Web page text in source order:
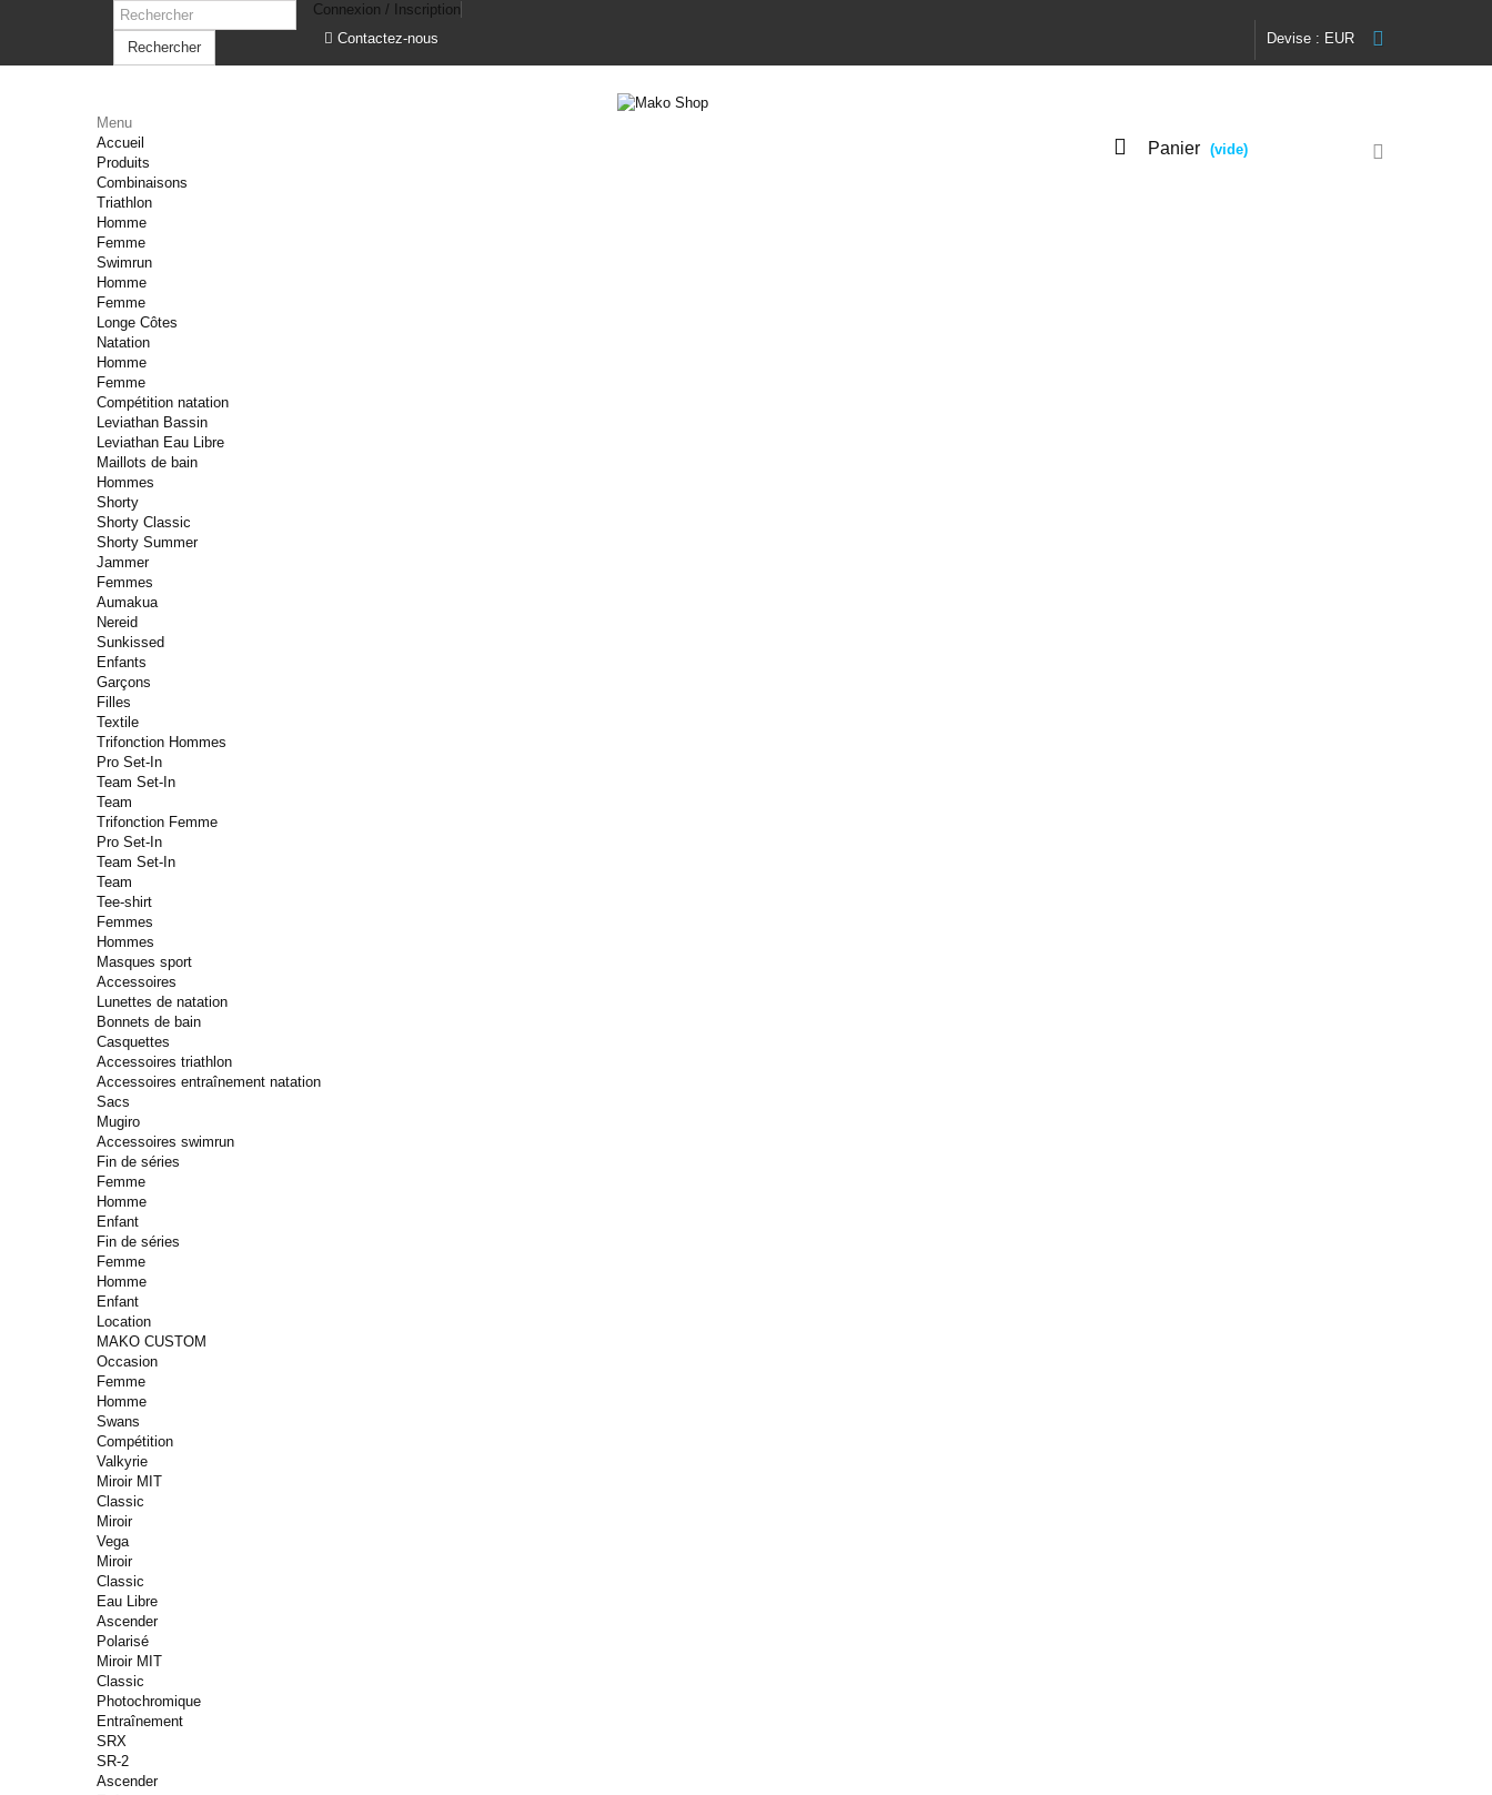
Rechercher
Connexion / Inscription
Devise : EUR
Contactez-nous
Panier (vide)
Menu
Accueil
Produits
Combinaisons
Triathlon
Homme
Femme
Swimrun
Homme
Femme
Longe Côtes
Natation
Homme
Femme
Compétition natation
Leviathan Bassin
Leviathan Eau Libre
Maillots de bain
Hommes
Shorty
Shorty Classic
Shorty Summer
Jammer
Femmes
Aumakua
Nereid
Sunkissed
Enfants
Garçons
Filles
Textile
Trifonction Hommes
Pro Set-In
Team Set-In
Team
Trifonction Femme
Pro Set-In
Team Set-In
Team
Tee-shirt
Femmes
Hommes
Masques sport
Accessoires
Lunettes de natation
Bonnets de bain
Casquettes
Accessoires triathlon
Accessoires entraînement natation
Sacs
Mugiro
Accessoires swimrun
Fin de séries
Femme
Homme
Enfant
Fin de séries
Femme
Homme
Enfant
Location
MAKO CUSTOM
Occasion
Femme
Homme
Swans
Compétition
Valkyrie
Miroir MIT
Classic
Miroir
Vega
Miroir
Classic
Eau Libre
Ascender
Polarisé
Miroir MIT
Classic
Photochromique
Entraînement
SRX
SR-2
Ascender